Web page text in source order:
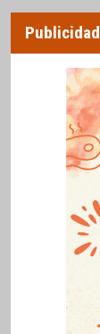
Publicidad